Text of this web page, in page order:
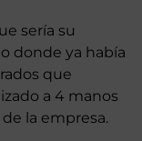
sería su
donde ya había
que
a 4 manos
la empresa.